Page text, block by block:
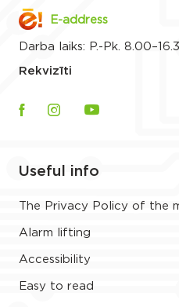
E-address
Darba laiks: P.-Pk.
Rekvizīti
Useful info
The Privacy Policy of the
Alarm lifting
Accessibility
Easy to read